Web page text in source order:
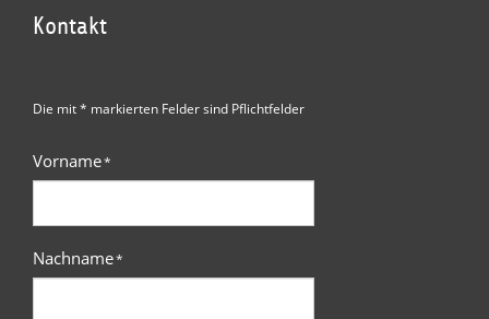
Kontakt
Die mit * markierten Felder sind Pflichtfelder
Vorname*
Nachname*